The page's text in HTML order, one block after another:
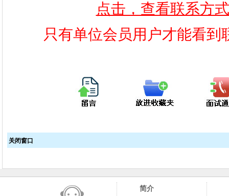
点击，查看联系方
只有单位会员用户才能看到
关闭窗口
简介